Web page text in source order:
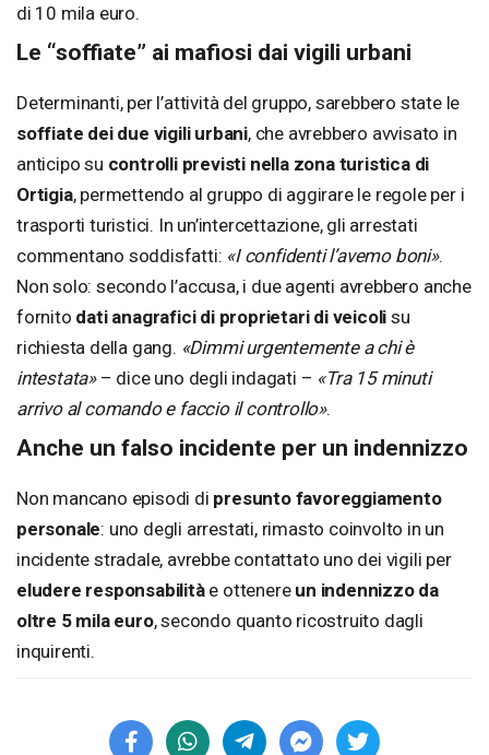
di 10 mila euro.
Le “soffiate” ai mafiosi dai vigili urbani
Determinanti, per l’attività del gruppo, sarebbero state le
soffiate dei due vigili urbani, che avrebbero avvisato in
anticipo su controlli previsti nella zona turistica di
Ortigia, permettendo al gruppo di aggirare le regole per i
trasporti turistici. In un’intercettazione, gli arrestati
commentano soddisfatti: «I confidenti l’avemo boni».
Non solo: secondo l’accusa, i due agenti avrebbero anche
fornito dati anagrafici di proprietari di veicoli su
richiesta della gang. «Dimmi urgentemente a chi è
intestata»– dice uno degli indagati – «Tra 15 minuti
arrivo al comando e faccio il controllo».
Anche un falso incidente per un indennizzo
Non mancano episodi di presunto favoreggiamento
personale: uno degli arrestati, rimasto coinvolto in un
incidente stradale, avrebbe contattato uno dei vigili per
eludere responsabilitàe ottenere un indennizzo da
oltre 5 mila euro, secondo quanto ricostruito dagli
inquirenti.